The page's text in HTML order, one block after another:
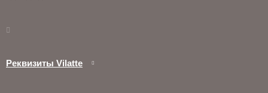
Реквизиты Vilatte